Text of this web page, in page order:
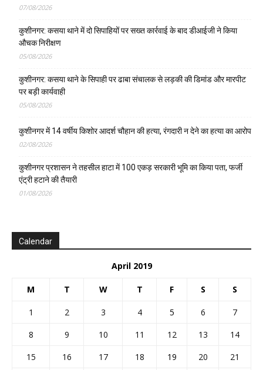
07/08/2026
कुशीनगर: कसया थाने में दो सिपाहियों पर सख्त कार्रवाई के बाद डीआईजी ने किया
औचक निरीक्षण
05/08/2026
कुशीनगर: कसया थाने के सिपाही पर ढाबा संचालक से लड़की की डिमांड और मारपीट
पर बड़ी कार्यवाही
05/08/2026
कुशीनगर में 14 वर्षीय किशोर आदर्श चौहान की हत्या, रंगदारी न देने का हत्या का आरोप
02/08/2026
कुशीनगर प्रशासन ने तहसील हाटा में 100 एकड़ सरकारी भूमि का किया पता, फर्जी
एंट्री हटाने की तैयारी
01/08/2026
Calendar
April 2019
M T W T F S S
1 2 3 4 5 6
7
8
9 10 11 12 13
14
15
16 17 18 19 20
21